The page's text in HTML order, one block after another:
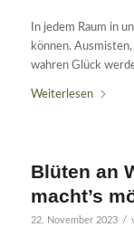
In jedem Raum in
können.
wahren Glück
Weiterlesen
Blüten an
macht’s
22. November 2023 /